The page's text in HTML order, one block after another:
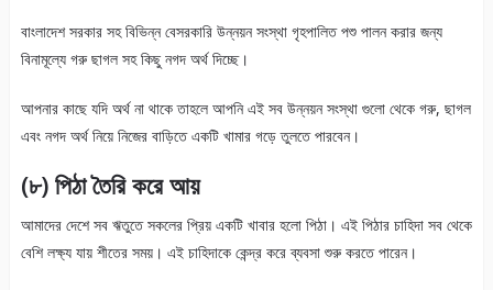
বাংলাদেশ সরকার সহ বিভিন্ন বেসরকারি উন্নয়ন সংস্থা গৃহপালিত পশু পালন করার জন্য
বিনামূল্যে গরু ছাগল সহ কিছু নগদ অর্থ দিচ্ছে।
আপনার কাছে যদি অর্থ না থাকে তাহলে আপনি এই সব উন্নয়ন সংস্থা গুলো থেকে গরু, ছাগল
এবং নগদ অর্থ নিয়ে নিজের বাড়িতে একটি খামার গড়ে তুলতে পারবেন।
(৮) পিঠা তৈরি করে আয়
আমাদের দেশে সব ঋতুতে সকলের প্রিয় একটি খাবার হলো পিঠা। এই পিঠার চাহিদা সব থেকে
বেশি লক্ষ্য যায় শীতের সময়। এই চাহিদাকে কেন্দ্র করে ব্যবসা শুরু করতে পারেন।